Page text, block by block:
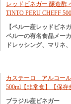
レッドビネガー 醸造酢
TINTO PERU CHEFF
【ペルー産レッドビネ
ペルーの有名食品メー
ドレッシング、マリネ
カステーロ アルコー
500ml【非常食】【保
ブラジル産ビネガー